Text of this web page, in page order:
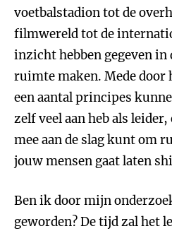
voetbalstadion tot de
filmwereld tot de
inzicht hebben gegeven in
ruimte maken. Mede door
een aantal principes
zelf veel aan heb als
mee aan de slag kunt om
jouw mensen gaat laten
Ben ik door mijn
geworden? De tijd zal het